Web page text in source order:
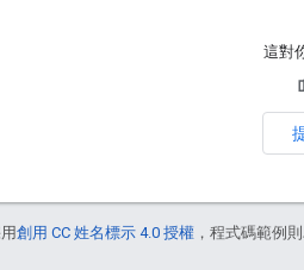
這對
創用 CC 姓名標示 4.0 授權 ，程式碼範例